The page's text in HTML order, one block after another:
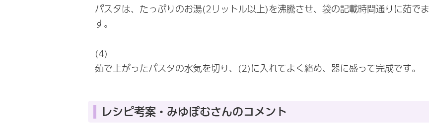
パスタは、たっぷりのお湯(2リットル以上)を沸騰させ、袋の記載時間通りに茹でま
す。
(4)
茹で上がったパスタの水気を切り、(2)に入れてよく絡め、器に盛って完成です。
レシピ考案・みゆぽむさんのコメント